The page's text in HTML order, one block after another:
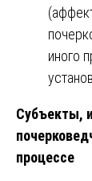
иного
Субъекты,
процессе